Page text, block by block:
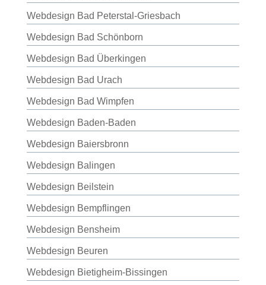
Webdesign Bad Peterstal-Griesbach
Webdesign Bad Schönborn
Webdesign Bad Überkingen
Webdesign Bad Urach
Webdesign Bad Wimpfen
Webdesign Baden-Baden
Webdesign Baiersbronn
Webdesign Balingen
Webdesign Beilstein
Webdesign Bempflingen
Webdesign Bensheim
Webdesign Beuren
Webdesign Bietigheim-Bissingen